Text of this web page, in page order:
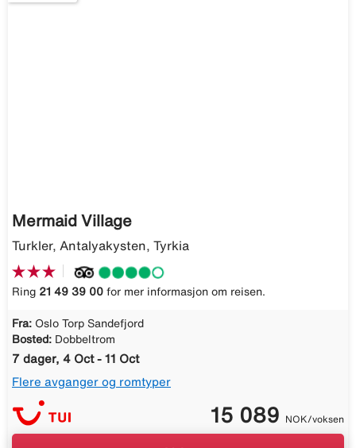
Mermaid Village
Turkler, Antalyakysten, Tyrkia
Ring 21 49 39 00 for mer informasjon om reisen.
Fra: Oslo Torp Sandefjord
Bosted: Dobbeltrom
7 dager, 4 Oct - 11 Oct
Flere avganger og romtyper
15 089 NOK/voksen